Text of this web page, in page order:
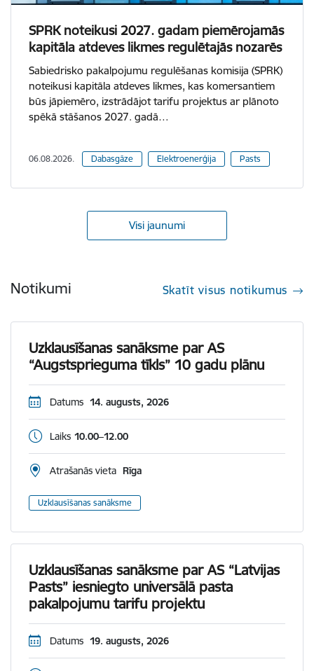
SPRK noteikusi 2027. gadam piemērojamās
kapitāla atdeves likmes regulētajās nozarēs
Sabiedrisko pakalpojumu regulēšanas komisija (SPRK)
noteikusi kapitāla atdeves likmes, kas komersantiem
būs jāpiemēro, izstrādājot tarifu projektus ar plānoto
spēkā stāšanos 2027. gadā…
06.08.2026. Dabasgāze Elektroenerģija Pasts
Visi jaunumi
Notikumi Skatīt visus notikumus
Uzklausīšanas sanāksme par AS
“Augstsprieguma tīkls” 10 gadu plānu
Datums 14. augusts, 2026
Laiks 10.00–12.00
Atrašanās vieta Rīga
Uzklausīšanas sanāksme
Uzklausīšanas sanāksme par AS “Latvijas
Pasts” iesniegto universālā pasta
pakalpojumu tarifu projektu
Datums 19. augusts, 2026